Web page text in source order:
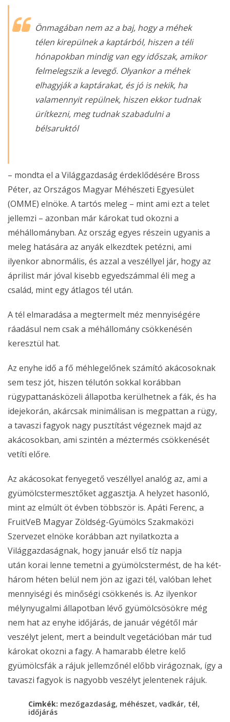
Önmagában nem az a baj, hogy a méhek
télen kirepülnek a kaptárból, hiszen a téli
hónapokban mindig van egy időszak, amikor
felmelegszik a levegő. Olyankor a méhek
elhagyják a kaptárakat, és jó is nekik, ha
valamennyit repülnek, hiszen ekkor tudnak
ürítkezni, meg tudnak szabadulni a
bélsaruktól
– mondta el a Világgazdaság érdeklődésére Bross
Péter, az Országos Magyar Méhészeti Egyesület
(OMME) elnöke. A tartós meleg – mint ami ezt a telet
jellemzi – azonban már károkat tud okozni a
méhállományban. Az ország egyes részein ugyanis a
meleg hatására az anyák elkezdtek petézni, ami
ilyenkor abnormális, és azzal a veszéllyel jár, hogy az
áprilist már jóval kisebb egyedszámmal éli meg a
család, mint egy átlagos tél után.
A tél elmaradása a megtermelt méz mennyiségére
ráadásul nem csak a méhállomány csökkenésén
keresztül hat.
Az enyhe idő a fő méhlegelőnek számító akácosoknak
sem tesz jót, hiszen télutón sokkal korábban
rügypattanásközeli állapotba kerülhetnek a fák, és ha
idejekorán, akárcsak minimálisan is megpattan a rügy,
a tavaszi fagyok nagy pusztítást végeznek majd az
akácosokban, ami szintén a méztermés csökkenését
vetíti előre.
Az akácosokat fenyegető veszéllyel analóg az, ami a
gyümölcstermesztőket aggasztja. A helyzet hasonló,
mint az elmúlt öt évben többször is. Apáti Ferenc, a
FruitVeB Magyar Zöldség-Gyümölcs Szakmaközi
Szervezet elnöke korábban azt nyilatkozta a
Világgazdaságnak, hogy január első tíz napja
után korai lenne temetni a gyümölcstermést, de ha két-
három héten belül nem jön az igazi tél, valóban lehet
mennyiségi és minőségi csökkenés is. Az ilyenkor
mélynyugalmi állapotban lévő gyümölcsösökre még
nem hat az enyhe időjárás, de január végétől már
veszélyt jelent, mert a beindult vegetációban már tud
károkat okozni a fagy. A hamarabb életre kelő
gyümölcsfák a rájuk jellemzőnél előbb virágoznak, így a
tavaszi fagyok is nagyobb veszélyt jelentenek rájuk.
Cimkék: mezőgazdaság, méhészet, vadkár, tél,
időjárás